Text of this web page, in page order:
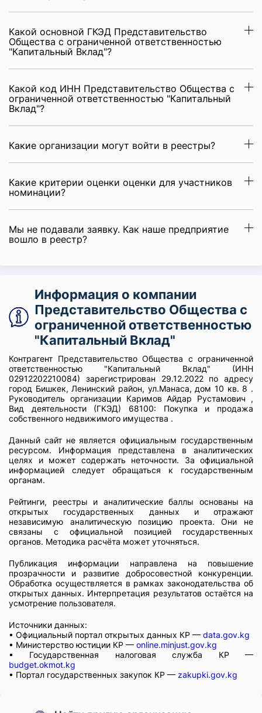
Какой основной ГКЭД Представительство
Общества с ограниченной ответственностью
"Капитальный Вклад"?
Какой код ИНН Представительство Общества с
ограниченной ответственностью "Капитальный
Вклад"?
Какие организации могут войти в реестры?
Какие критерии оценки оценки для участников
номинации?
Мы не подавали заявку. Как наше предприятие
вошло в реестр?
Информация о компании
Представительство Общества с
ограниченной ответственностью
"Капитальный Вклад"
Контрагент Представительство Общества с ограниченной
ответственностью "Капитальный Вклад" (ИНН
02912202210084) зарегистрирован 29.12.2022 по адресу
город Бишкек, Ленинский район, ул.Манаса, дом 10 кв. 8 .
Руководитель организации Каримов Айдар Рустамович ,
Вид деятельности (ГКЭД) 68100: Покупка и продажа
собственного недвижимого имущества .
Данный сайт не является официальным государственным
ресурсом. Информация представлена в аналитических
целях и может содержать неточности. За официальной
информацией следует обращаться к государственным
органам.
Рейтинги, реестры и аналитические баллы основаны на
открытых государственных данных и отражают
независимую аналитическую позицию проекта. Они не
связаны с официальной позицией государственных
органов. Методика расчёта может уточняться.
Публикация информации направлена на повышение
прозрачности и развитие добросовестной конкуренции.
Обработка осуществляется в рамках законодательства об
открытых данных. Интерпретация результатов остаётся на
усмотрение пользователя.
Источники данных:
• Официальный портал открытых данных КР — data.gov.kg
• Министерство юстиции КР — online.minjust.gov.kg
• Государственная налоговая служба КР —
budget.okmot.kg
• Портал государственных закупок КР — zakupki.gov.kg